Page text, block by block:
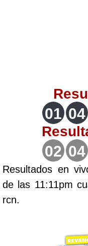
Lotería del
Lotería de
Lotería de
Lotería de
01 04
02 04
Resultados en
de las 11:11pm
rcn.